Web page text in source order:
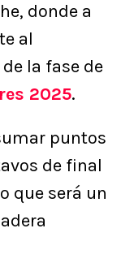
donde a
al
la fase de
2025.
puntos
de final
que será un